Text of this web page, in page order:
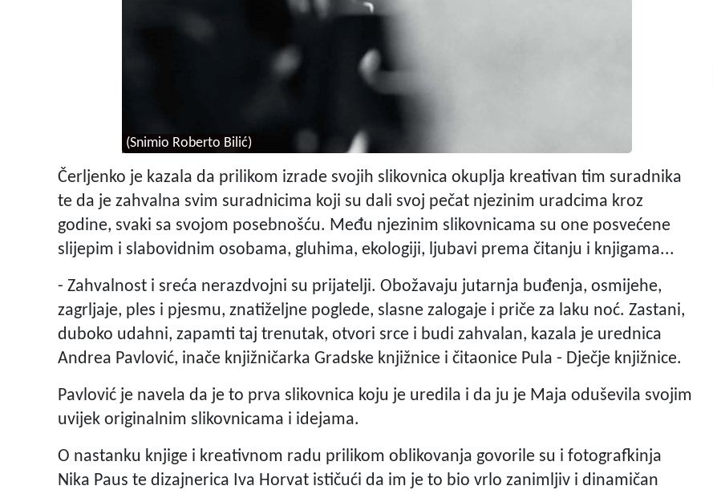
(Snimio Roberto Bilić)
Čerljenko je kazala da prilikom izrade svojih slikovnica okuplja kreativan tim suradnika
te da je zahvalna svim suradnicima koji su dali svoj pečat njezinim uradcima kroz
godine, svaki sa svojom posebnošću. Među njezinim slikovnicama su one posvećene
slijepim i slabovidnim osobama, gluhima, ekologiji, ljubavi prema čitanju i knjigama...
- Zahvalnost i sreća nerazdvojni su prijatelji. Obožavaju jutarnja buđenja, osmijehe,
zagrljaje, ples i pjesmu, znatiželjne poglede, slasne zalogaje i priče za laku noć. Zastani,
duboko udahni, zapamti taj trenutak, otvori srce i budi zahvalan, kazala je urednica
Andrea Pavlović, inače knjižničarka Gradske knjižnice i čitaonice Pula - Dječje knjižnice.
Pavlović je navela da je to prva slikovnica koju je uredila i da ju je Maja oduševila svojim
uvijek originalnim slikovnicama i idejama.
O nastanku knjige i kreativnom radu prilikom oblikovanja govorile su i fotografkinja
Nika Paus te dizajnerica Iva Horvat ističući da im je to bio vrlo zanimljiv i dinamičan